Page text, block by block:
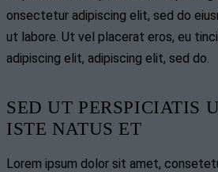
onsectetur adipiscing elit, sed do
ut labore. Ut vel placerat eros, eu
adipiscing elit, adipiscing elit, sed do.
SED UT PERSPICIATIS
ISTE NATUS ET
Lorem ipsum dolor sit amet,